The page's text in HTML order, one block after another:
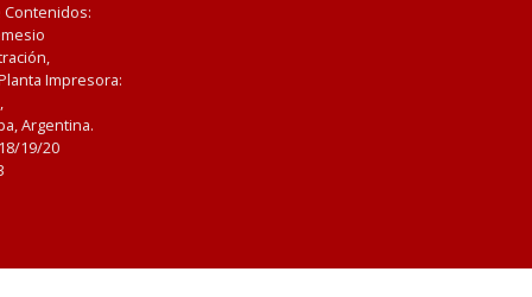
Impresora:
Argentina.
19/20